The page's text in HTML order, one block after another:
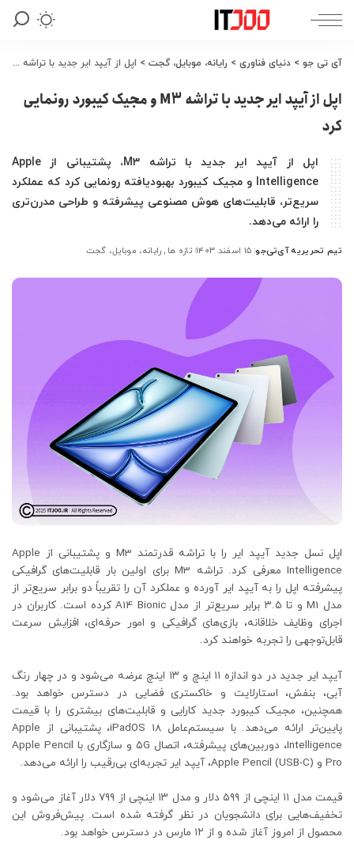
آی تی جو > دنیای فناوری > رایانه، موبایل، گجت > اپل از آیپد ایر جدید با تراشه M3 و مجیک کیبورد رونمایی کرد
اپل از آیپد ایر جدید با تراشه M3 و مجیک کیبورد رونمایی
کرد
اپل از آیپد ایر جدید با تراشه M3، پشتیبانی از Apple
Intelligence و مجیک کیبورد بهبودیافته رونمایی کرد که عملکرد
سریع‌تر، قابلیت‌های هوش مصنوعی پیشرفته و طراحی مدرن‌تری
را ارائه می‌دهد.
ارسال
توسط
تیم تحریریه آی‌تی‌جو ۱۵ اسفند ۱۴۰۳ تازه ها رایانه، موبایل، گجت
اپل نسل جدید آیپد ایر را با تراشه قدرتمند M3 و پشتیبانی از Apple
Intelligence معرفی کرد. تراشه M3 برای اولین بار قابلیت‌های گرافیکی
پیشرفته اپل را به آیپد ایر آورده و عملکرد آن را تقریباً دو برابر سریع‌تر از
مدل M1 و تا ۳.۵ برابر سریع‌تر از مدل A14 Bionic کرده است. کاربران در
اجرای وظایف خلاقانه، بازی‌های گرافیکی و امور حرفه‌ای، افزایش سرعت
قابل‌توجهی را تجربه خواهند کرد.
آیپد ایر جدید در دو اندازه ۱۱ اینچ و ۱۳ اینچ عرضه می‌شود و در چهار رنگ
آبی، بنفش، استارلایت و خاکستری فضایی در دسترس خواهد بود.
همچنین، مجیک کیبورد جدید کارایی و قابلیت‌های بیشتری را با قیمت
پایین‌تر ارائه می‌دهد. با سیستم‌عامل iPadOS 18، پشتیبانی از Apple
Intelligence، دوربین‌های پیشرفته، اتصال ۵G و سازگاری با Apple Pencil
Pro و Apple Pencil (USB-C)، آیپد ایر تجربه‌ای بی‌رقیب را ارائه می‌دهد.
قیمت مدل ۱۱ اینچی از ۵۹۹ دلار و مدل ۱۳ اینچی از ۷۹۹ دلار آغاز می‌شود و
تخفیف‌هایی برای دانشجویان در نظر گرفته شده است. پیش‌فروش این
محصول از امروز آغاز شده و از ۱۲ مارس در دسترس خواهد بود.